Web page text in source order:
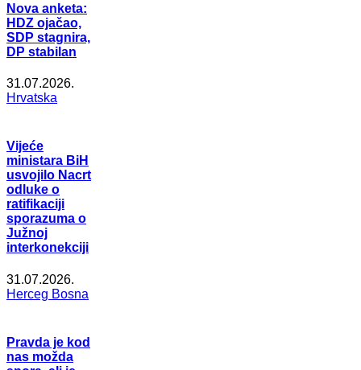
Nova anketa:
HDZ ojačao,
SDP stagnira,
DP stabilan
31.07.2026.
Hrvatska
Vijeće
ministara BiH
usvojilo Nacrt
odluke o
ratifikaciji
sporazuma o
Južnoj
interkonekciji
31.07.2026.
Herceg Bosna
Pravda je kod
nas možda